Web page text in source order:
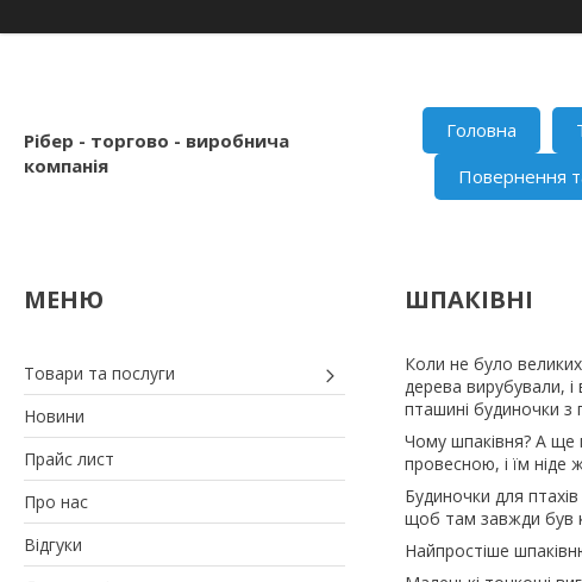
Рібер - торгово - виробнича
компанія
Головна
Повернення
Товари та послуги
Новини
Прайс лист
Про нас
Відгуки
ШПАКІВНІ
Коли не було
дерева вирубували,
пташині будиночки з
Чому шпаківня? А ще
провесною, і їм ніде
Будиночки для
щоб там завжди був
Найпростіше